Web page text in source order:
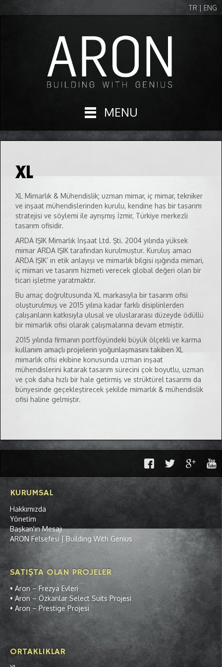
TR | ENG
MENU
XL
XL Mimarlık & Mühendislik; uzman mimar, iç mimar, tekniker
ve inşaat mühendislerinden kurulu, kendine has bir tasarım
stratejisi ve söylemi ile ayrışmış İzmir, Türkiye merkezli
tasarım ofisidir.
ARDA IŞIK Mimarlık İnşaat Ltd. Şti. 2004 yılında yüksek
mimar ARDA IŞIK tarafından kurulmuştur. Kuruluş amacı
ARDA IŞIK’ ın etik anlayışı ve mimarlık bilgisi ışığında mimari,
iç mimari ve tasarım hizmeti verecek global değeri olan bir
ticari işletme yaratmaktır.
Bu amaç doğrultusunda XL markasıyla bir tasarım ofisi
oluşturulmuş ve 2015 yılına kadar farklı disiplinlerden
çalışanların katkısıyla ulusal ve uluslararası düzeyde ödüllü
bir mimarlık ofisi olarak çalışmalarına devam etmiştir.
2015 yılında firmanın portföyündeki büyük ölçekli ve karma
kullanım amaçlı projelerin yoğunlaşmasını takiben XL
mimarlık ofisi ekibine konusunda uzman inşaat
mühendislerini katarak tasarım sürecini çok boyutlu, uzman
ve çok daha hızlı bir hale getirmiş ve strüktürel tasarımı da
bünyesinde geçekleştirecek şekilde mimarlık & mühendislik
ofisi haline gelmiştir.
KURUMSAL
Hakkımızda
Yönetim
Başkan'ın Mesajı
ARON Felsefesi | Building With Genius
SATIŞTA OLAN PROJELER
• Aron –Frezya Evleri
• Aron – Özkanlar Select Suits Projesi
• Aron –Prestige Projesi
ORTAKLIKLAR